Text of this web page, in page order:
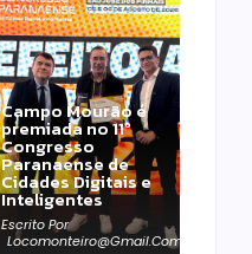
Campo Mourão é
premiada no 11º
Congresso
Paranaense de
Cidades Digitais e
Inteligentes
Escrito Por
Locomonteiro@gmail.com